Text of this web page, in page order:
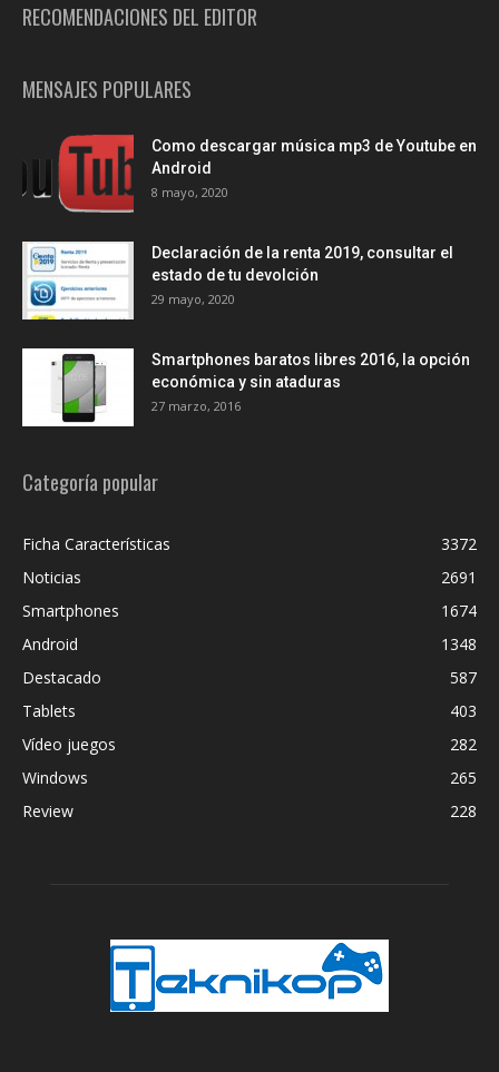
RECOMENDACIONES DEL EDITOR
MENSAJES POPULARES
Como descargar música mp3 de Youtube en
Android
8 mayo, 2020
Declaración de la renta 2019, consultar el
estado de tu devolción
29 mayo, 2020
Smartphones baratos libres 2016, la opción
económica y sin ataduras
27 marzo, 2016
Categoría popular
Ficha Características
3372
Noticias
2691
Smartphones
1674
Android
1348
Destacado
587
Tablets
403
Vídeo juegos
282
Windows
265
Review
228